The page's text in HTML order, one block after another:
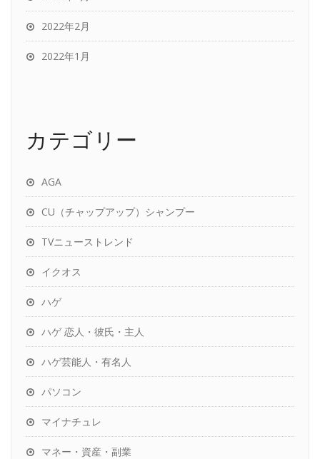
2022年2月
2022年1月
カテゴリー
AGA
CU（チャップアップ）シャンプー
TVニューストレンド
イクオス
ハゲ
ハゲ 恋人・彼氏・主人
ハゲ芸能人・有名人
パソコン
マイナチュレ
マネー・資産・副業